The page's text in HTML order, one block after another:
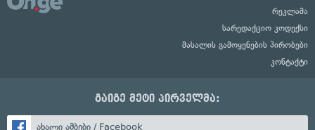
რეკლამა
სარედაქციო კოდექსი
მასალის გამოყენების პირობები
კონტაქტი
გაიგე მეტი პირველმა:
ახალი ამბები / Facebook